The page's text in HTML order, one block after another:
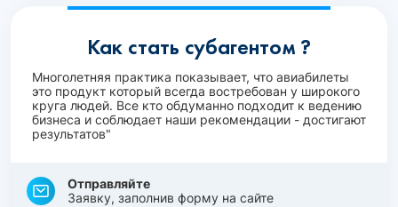
Как стать субагентом ?
Многолетняя практика показывает, что авиабилеты
это продукт который всегда востребован у широкого
круга людей. Все кто обдуманно подходит к ведению
бизнеса и соблюдает наши рекомендации - достигают
результатов"
Отправляйте
Заявку, заполнив форму на сайте